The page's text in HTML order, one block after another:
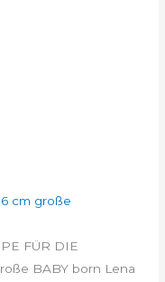
cm große
FÜR DIE
BABY born Lena